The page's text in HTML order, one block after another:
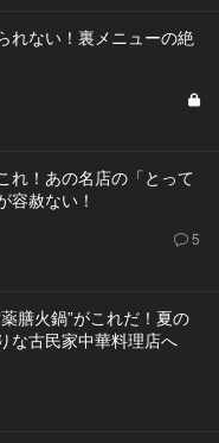
れない！裏メニューの絶
れ！あの名店の「とって
容赦ない！
5
膳火鍋”がこれだ！夏の
な古民家中華料理店へ